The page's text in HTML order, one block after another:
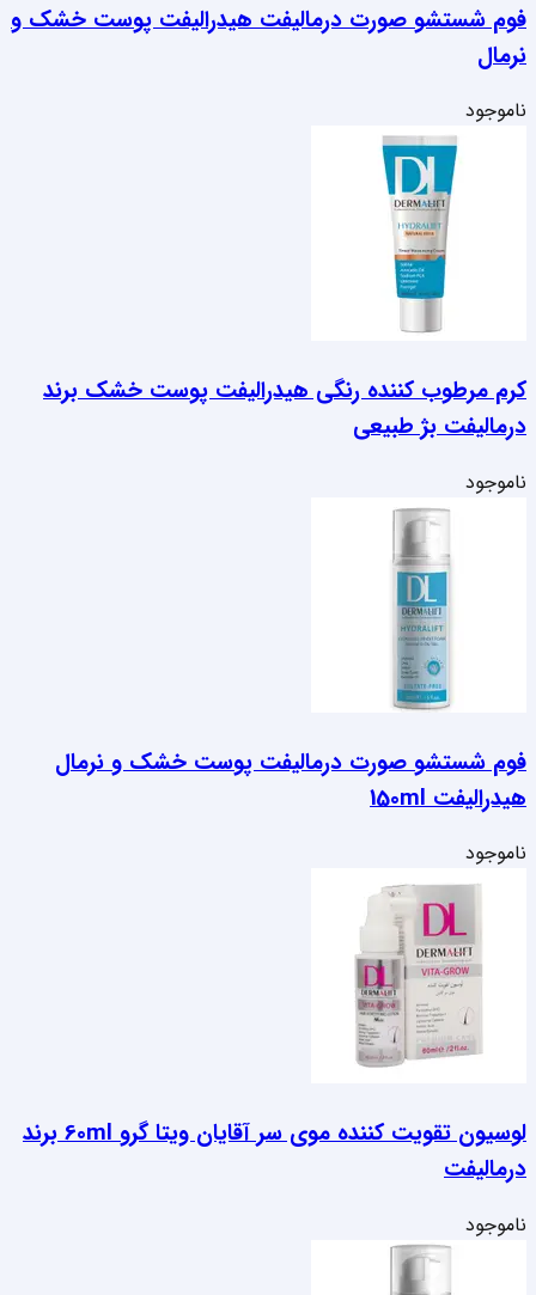
فوم شستشو صورت درمالیفت هیدرالیفت پوست خشک و
نرمال
ناموجود
کرم مرطوب کننده رنگی هیدرالیفت پوست خشک برند
درمالیفت بژ طبیعی
ناموجود
فوم شستشو صورت درمالیفت پوست خشک و نرمال
هیدرالیفت 150ml
ناموجود
لوسیون تقویت کننده موی سر آقایان ویتا گرو 60ml برند
درمالیفت
ناموجود